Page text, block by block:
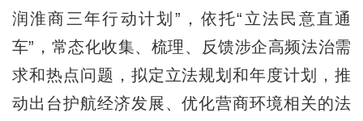
润淮商三年行动计划”，依托“立法民意直通
车”，常态化收集、梳理、反馈涉企高频法治需
求和热点问题，拟定立法规划和年度计划，推
动出台护航经济发展、优化营商环境相关的法